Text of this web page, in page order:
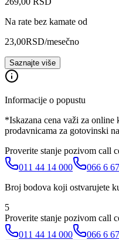
Na rate bez kamate od
23,00RSD/mesečno
Saznajte više
Informacije o popustu
*Iskazana cena važi za
prodavnicama za gotovinski
Proverite stanje pozivom call
011 44 14 000
066 6
Broj bodova koji ostvarujete
5
Proverite stanje pozivom call
011 44 14 000
066 6